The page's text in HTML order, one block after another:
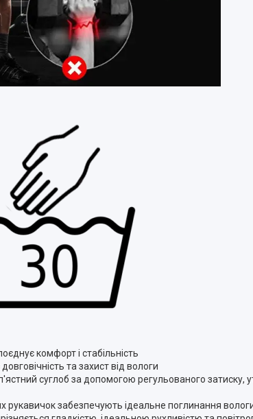
комфорт і стабільність
та захист від вологи
суглоб за допомогою регульованого
рукавичок забезпечують ідеальне поглинання